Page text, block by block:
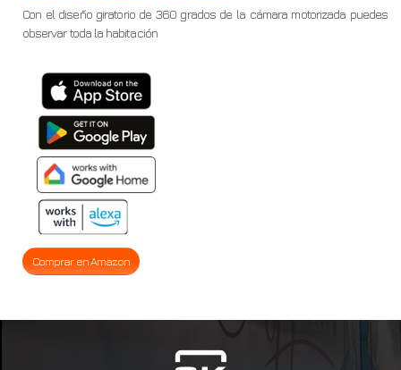
Con el diseño giratorio de 360 grados de la cámara motorizada puedes
observar toda la habitación
Comprar en Amazon